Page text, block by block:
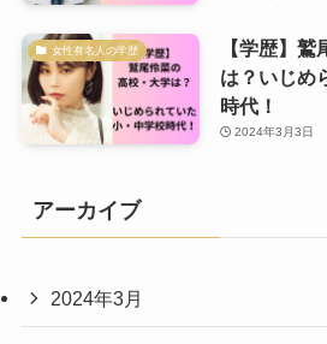
女性有名人の学歴
【学歴】
は？いじめ
時代！
2024年3月3日
アーカイブ
2024年3月